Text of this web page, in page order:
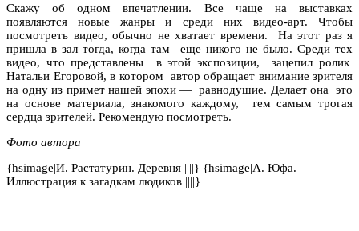
Скажу об одном впечатлении. Все чаще на выставках
появляются новые жанры и среди них видео-арт. Чтобы
посмотреть видео, обычно не хватает времени.
На этот раз я
пришла в зал тогда, когда там
еще никого не было. Среди тех
видео, что представлены
в этой экспозиции, зацепил ролик
Натальи Егоровой, в котором
автор обращает внимание зрителя
на одну из примет нашей эпохи — равнодушие. Делает она
это
на основе материала, знакомого каждому, тем самым трогая
сердца зрителей. Рекомендую посмотреть.
Фото автора
{hsimage|И. Растатурин. Деревня ||||} {hsimage|А. Юфа.
Иллюстрация к загадкам людиков ||||}